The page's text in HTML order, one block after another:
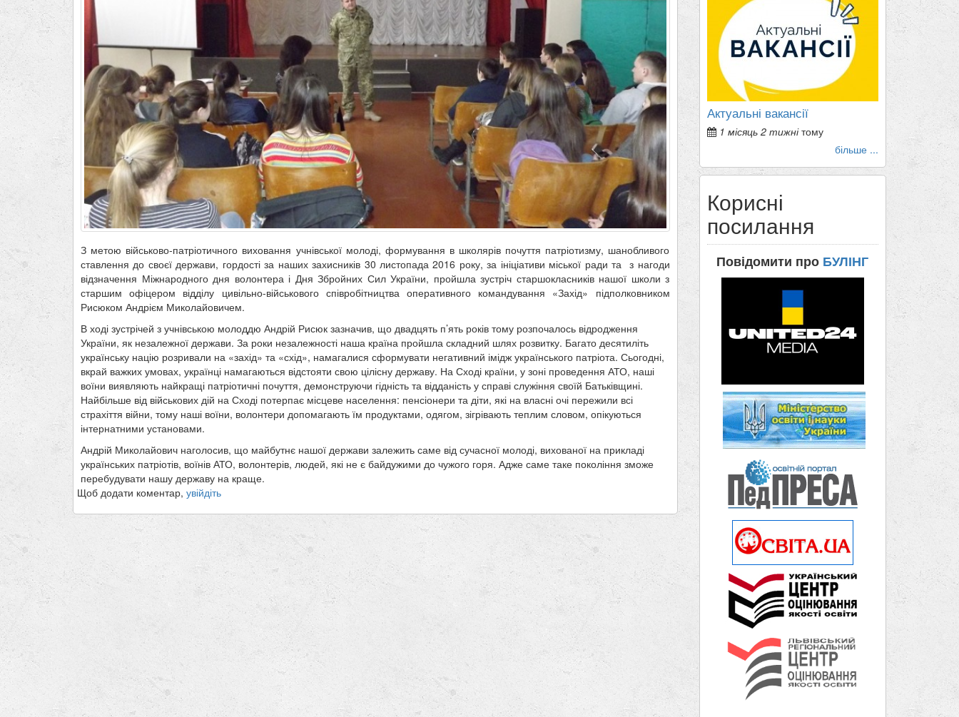
З метою військово-патріотичного виховання учнівської молоді, формування в школярів почуття патріотизму, шанобливого
ставлення до своєї держави, гордості за наших захисників 30 листопада 2016 року, за ініціативи міської ради та з нагоди
відзначення Міжнародного дня волонтера і Дня Збройних Сил України, пройшла зустріч старшокласників нашої школи з
старшим офіцером відділу цивільно-військового співробітництва оперативного командування «Захід» підполковником
Рисюком Андрієм Миколайовичем.
В ході зустрічей з учнівською молоддю Андрій Рисюк зазначив, що двадцять п’ять років тому розпочалось відродження
України, як незалежної держави. За роки незалежності наша країна пройшла складний шлях розвитку. Багато десятиліть
українську націю розривали на «захід» та «схід», намагалися сформувати негативний імідж українського патріота. Сьогодні,
вкрай важких умовах, українці намагаються відстояти свою цілісну державу. На Сході країни, у зоні проведення АТО, наші
воїни виявляють найкращі патріотичні почуття, демонструючи гідність та відданість у справі служіння своїй Батьківщині.
Найбільше від військових дій на Сході потерпає місцеве населення: пенсіонери та діти, які на власні очі пережили всі
страхіття війни, тому наші воїни, волонтери допомагають їм продуктами, одягом, зігрівають теплим словом, опікуються
інтернатними установами.
Андрій Миколайович наголосив, що майбутнє нашої держави залежить саме від сучасної молоді, вихованої на прикладі
українських патріотів, воїнів АТО, волонтерів, людей, які не є байдужими до чужого горя. Адже саме таке покоління зможе
перебудувати нашу державу на краще.
Щоб додати коментар, увійдіть
Актуальні вакансії
1 місяць 2 тижнітому
більше ...
Корисні
посилання
Повідомити про БУЛІНГ